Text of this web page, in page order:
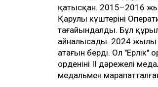
қатысқан. 2015–2016
Қарулы күштерінің
тағайындалды. Бұл
айналысады. 2024 жылы
атағын берді. Ол "Ерлік"
орденінің II дәрежелі
медальмен